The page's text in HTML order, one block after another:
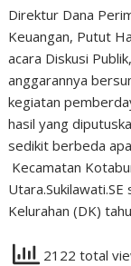
Direktur Dana
Keuangan, Putut
acara Diskusi
anggarannya
kegiatan
hasil yang
sedikit berbeda
Kecamatan
Kelurahan (DK)
2122 total